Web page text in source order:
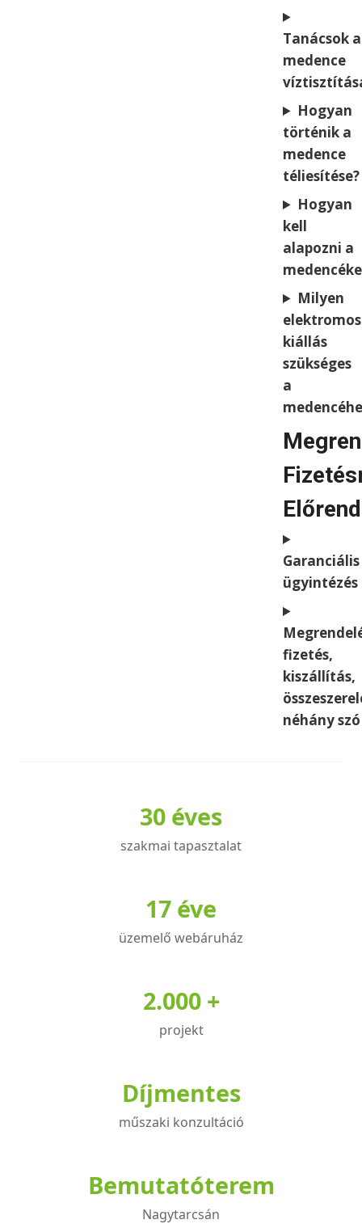
Tanácsok a
medence
Hogyan
történik a
medence
téliesítése?
Hogyan
kell
alapozni a
Milyen
elektromos
kiállás
szükséges
a
Garanciális
ügyintézés
fizetés,
kiszállítás,
néhány szó
30 éves
szakmai tapasztalat
17 éve
üzemelő webáruház
2.000 +
projekt
Díjmentes
műszaki konzultáció
Bemutatóterem
Nagytarcsán